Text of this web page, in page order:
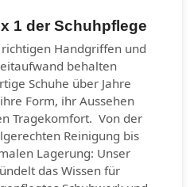
1 der Schuhpflege
Handgriffen und
behalten
Schuhe über Jahre
Form, ihr Aussehen
Tragekomfort. Von der
Reinigung bis
Lagerung: Unser
das Wissen für